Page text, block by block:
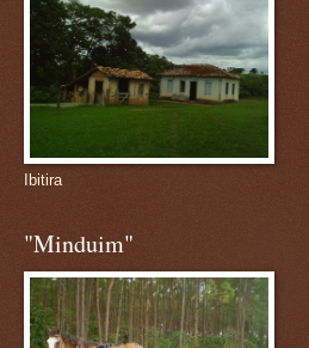
Ibitira
"Minduim"